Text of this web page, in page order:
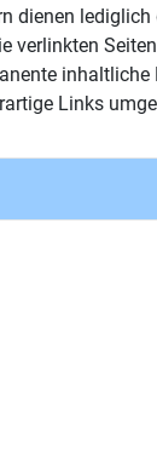
dienen lediglich
verlinkten
inhaltliche
Links